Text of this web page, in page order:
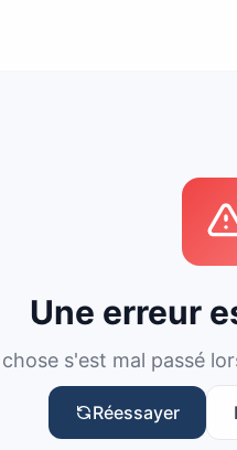
Une erreur
chose s'est mal passé
Réessayer